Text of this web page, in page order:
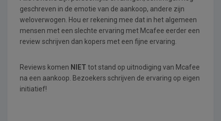
geschreven in de emotie van de aankoop, andere zijn
weloverwogen. Hou er rekening mee dat in het algemeen
mensen met een slechte ervaring met Mcafee eerder een
review schrijven dan kopers met een fijne ervaring.
Reviews komen NIET tot stand op uitnodiging van Mcafee
na een aankoop. Bezoekers schrijven de ervaring op eigen
initiatief!